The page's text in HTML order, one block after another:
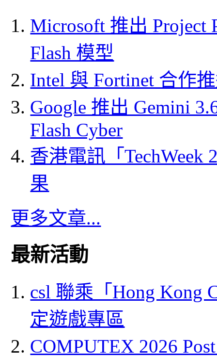
Microsoft 推出 Project
Flash 模型
Intel 與 Fortinet 合作
Google 推出 Gemini
Flash Cyber
香港電訊「
果
更多文章...
最新活動
csl 聯乘「Hong Kong
定遊戲專區
COMPUTEX 2026